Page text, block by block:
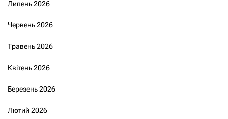
Липень 2026
Червень 2026
Травень 2026
Квітень 2026
Березень 2026
Лютий 2026